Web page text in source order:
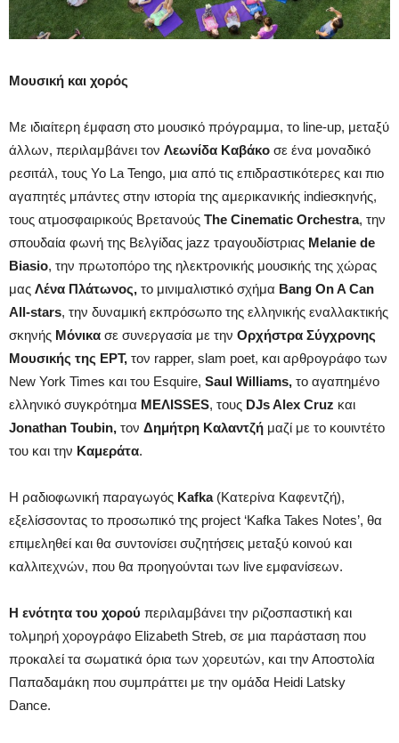
Μουσική και χορός
Με ιδιαίτερη έμφαση στο μουσικό πρόγραμμα, το line-up, μεταξύ
άλλων, περιλαμβάνει τον Λεωνίδα Καβάκο σε ένα μοναδικό
ρεσιτάλ, τους Yo La Tengo, μια από τις επιδραστικότερες και πιο
αγαπητές μπάντες στην ιστορία της αμερικανικής indieσκηνής,
τους ατμοσφαιρικούς Βρετανούς The Cinematic Orchestra, την
σπουδαία φωνή της Βελγίδας jazz τραγουδίστριας Melanie de
Biasio, την πρωτοπόρο της ηλεκτρονικής μουσικής της χώρας
μας Λένα Πλάτωνος, τo μινιμαλιστικό σχήμα Bang On A Can
All-stars, την δυναμική εκπρόσωπο της ελληνικής εναλλακτικής
σκηνής Μόνικα σε συνεργασία με την Ορχήστρα Σύγχρονης
Μουσικής της ΕΡΤ, τον rapper, slam poet, και αρθρογράφο των
New York Times και του Esquire, Saul Williams, το αγαπημένο
ελληνικό συγκρότημα ΜΕΛΙSSES, τους DJs Alex Cruz και
Jonathan Toubin, τον Δημήτρη Καλαντζή μαζί με το κουιντέτο
του και την Καμεράτα.
Η ραδιοφωνική παραγωγός Kafka(Κατερίνα Καφεντζή),
εξελίσσοντας το προσωπικό της project ‘Kafka Takes Notes’, θα
επιμεληθεί και θα συντονίσει συζητήσεις μεταξύ κοινού και
καλλιτεχνών, που θα προηγούνται των live εμφανίσεων.
Η ενότητα του χορού περιλαμβάνει την ριζοσπαστική και
τολμηρή χορογράφο Elizabeth Streb, σε μια παράσταση που
προκαλεί τα σωματικά όρια των χορευτών, και την Αποστολία
Παπαδαμάκη που συμπράττει με την ομάδα Heidi Latsky
Dance.